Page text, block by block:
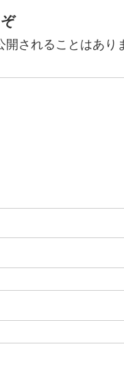
されることはあり